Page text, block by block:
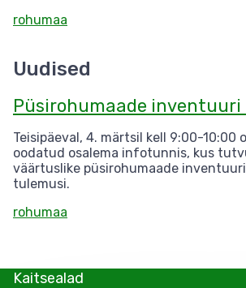
rohumaa
Uudised
Püsirohumaade
Teisipäeval, 4. märtsil kell 9:00-10:00
oodatud osalema infotunnis, kus
väärtuslike püsirohumaade
tulemusi.
rohumaa
Kaitsealad